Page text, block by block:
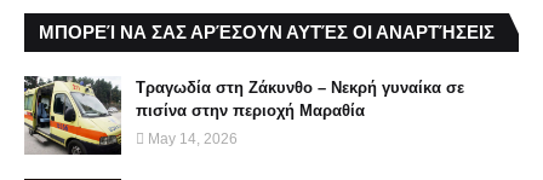
ΜΠΟΡΕΊ ΝΑ ΣΑΣ ΑΡΈΣΟΥΝ ΑΥΤΈΣ ΟΙ ΑΝΑΡΤΉΣΕΙΣ
Τραγωδία στη Ζάκυνθο – Νεκρή γυναίκα σε
πισίνα στην περιοχή Μαραθία
May 14, 2026